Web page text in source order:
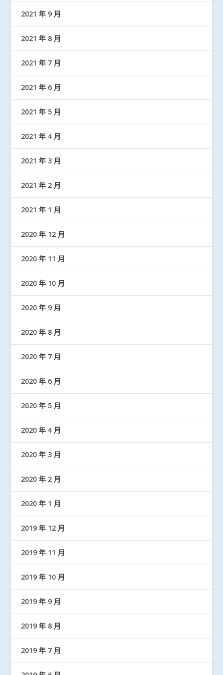
2021 年 9 月
2021 年 8 月
2021 年 7 月
2021 年 6 月
2021 年 5 月
2021 年 4 月
2021 年 3 月
2021 年 2 月
2021 年 1 月
2020 年 12 月
2020 年 11 月
2020 年 10 月
2020 年 9 月
2020 年 8 月
2020 年 7 月
2020 年 6 月
2020 年 5 月
2020 年 4 月
2020 年 3 月
2020 年 2 月
2020 年 1 月
2019 年 12 月
2019 年 11 月
2019 年 10 月
2019 年 9 月
2019 年 8 月
2019 年 7 月